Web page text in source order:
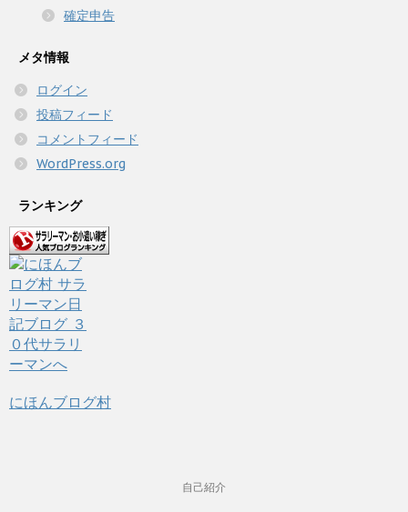
確定申告
メタ情報
ログイン
投稿フィード
コメントフィード
WordPress.org
ランキング
にほんブログ村
自己紹介